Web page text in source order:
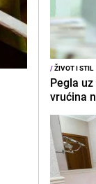
/ŽIVOT I STIL
Pegla
vrućina